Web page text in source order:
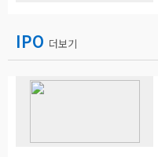
IPO 더보기